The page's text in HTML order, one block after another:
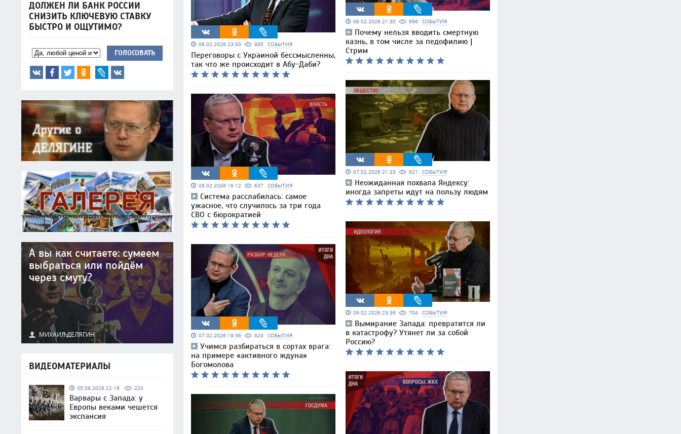
ДОЛЖЕН ЛИ БАНК РОССИИ
СНИЗИТЬ КЛЮЧЕВУЮ СТАВКУ
БЫСТРО И ОЩУТИМО?
ГОЛОСОВАТЬ
А вы как считаете: сумеем
выбраться или пойдём
через смуту?
МИХАИЛ ДЕЛЯГИН
ВИДЕОМАТЕРИАЛЫ
05.08.2026 22:18 220
Варвары с Запада: у
Европы веками чешется
экспансия
08.02.2026 23:00 885 СОБЫТИЯ
Переговоры с Украиной бессмысленны,
так что же происходит в Абу-Даби?
08.02.2026 16:12 637 СОБЫТИЯ
Система расслабилась: самое
ужасное, что случилось за три года
СВО с бюрократией
07.02.2026 19:36 820 СОБЫТИЯ
Учимся разбираться в сортах врага:
на примере «активного ждуна»
Богомолова
08.02.2026 21:30 696 СОБЫТИЯ
Почему нельзя вводить смертную
казнь, в том числе за педофилию |
Стрим
07.02.2026 21:33 621 СОБЫТИЯ
Неожиданная похвала Яндексу:
иногда запреты идут на пользу людям
06.02.2026 23:36 704 СОБЫТИЯ
Вымирание Запада: превратится ли
в катастрофу? Утянет ли за собой
Россию?